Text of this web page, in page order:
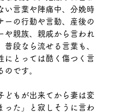
い言葉や陣痛中、分娩時
ーの行動や言動、産後の
や親族、親戚から言われ
普段なら流せる言葉も、
にとっては酷く傷つく言
のです。
どもが出来てから妻は変
った」と寂しそうに言わ